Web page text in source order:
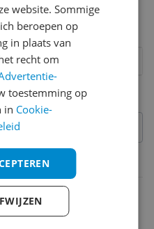
7
6
website. Sommige
beroepen op
in plaats van
recht om
toestemming op
in Cookie-